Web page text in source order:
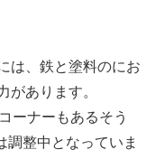
は、鉄と塗料のにお
があります。
ーナーもあるそう
調整中となっていま